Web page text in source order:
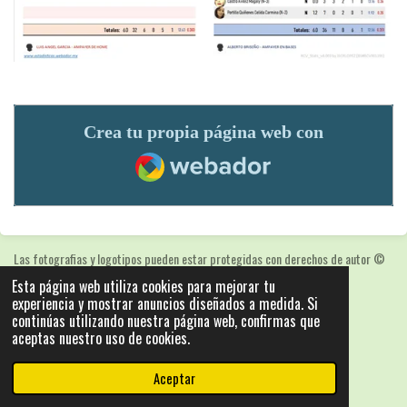
Esta página web utiliza cookies para mejorar tu
experiencia y mostrar anuncios diseñados a medida. Si
continúas utilizando nuestra página web, confirmas que
aceptas nuestro uso de cookies.
Aceptar
Crea tu propia página web con
Webador
Las fotografias y logotipos pueden estar protegidas con derechos de autor©
2025: Statics - by ISCRLopez APP_Stats_v5.103
Con la tecnología deWebador